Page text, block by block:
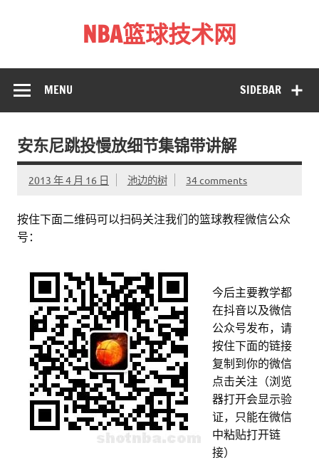
NBA篮球技术网
SIDEBAR
MENU
安东尼跳投慢放细节集锦带讲解
2013 年 4 月 16 日 池边的树 34 comments
按住下面二维码可以扫码关注我们的篮球教程微信公众
号：
今后主要教学都
在抖音以及微信
公众号发布，请
按住下面的链接
复制到你的微信
点击关注（浏览
器打开会显示验
证，只能在微信
中粘贴打开链
接）